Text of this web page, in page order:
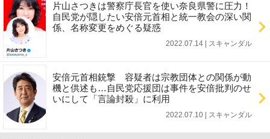
片山さつきは警察庁長官を使い奈良県警に圧力！
自民党が隠したい安倍元首相と統一教会の深い関
係、名称変更をめぐる疑惑
2022.07.14 | スキャンダル
安倍元首相銃撃 容疑者は宗教団体との関係が動
機と供述も…自民党応援団は事件を安倍批判のせ
いにして「言論封殺」に利用
2022.07.10 | スキャンダル